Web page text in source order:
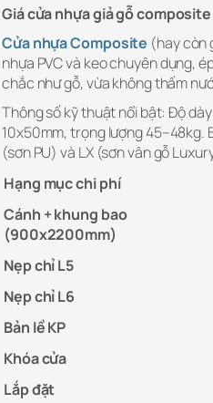
Giá cửa nhựa giả gỗ
Cửa nhựa Composite (hay còn
nhựa PVC và keo chuyên dụng,
chắc như gỗ, vừa không thấm
Thông số kỹ thuật nổi bật: Độ
10x50mm, trọng lượng 45–48kg.
(sơn PU) và LX (sơn vân gỗ
Hạng mục chi phí
Cánh + khung bao
(900x2200mm)
Nẹp chỉ L5
Nẹp chỉ L6
Bản lề KP
Khóa cửa
Lắp đặt